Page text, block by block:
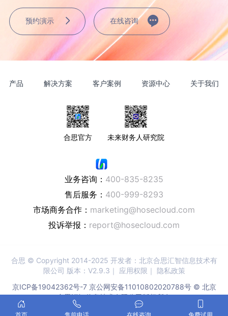
预约演示 在线咨询
产品 解决方案 客户案例 资源中心 关于我们
合思官方 未来财务人研究院
业务咨询： 400-835-8235
售后服务： 400-999-8293
市场商务合作： marketing@hosecloud.com
投诉举报： report@hosecloud.com
合思 © Copyright 2014-2025 开发者：北京合思汇智信息技术有
限公司 版本：V2.9.3｜
应用权限 ｜ 隐私政策
京ICP备19042362号-7京公网安备11010802020788号 © 北京
合思汇智信息技术有限公司版权所有